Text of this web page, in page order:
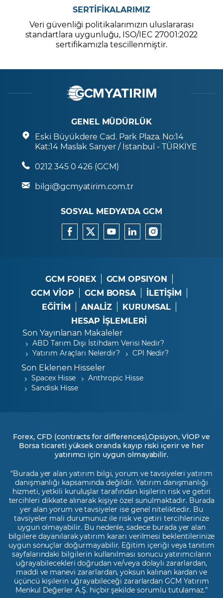
SERTİFİKALARIMIZ
Veri güvenliği politikalarımızın uluslararası
standartlara uygunluğu, ISO/IEC 27001:2022
sertifikamızla tescillenmiştir.
GENEL MÜDÜRLÜK
Eski Büyükdere Cad. Park Plaza. No:14
Kat:14 Maslak Sarıyer / İstanbul - TÜRKİYE
0212 345 0 426 (GCM)
bilgi@gcmyatirim.com.tr
SOSYAL MEDYA’DA GCM
GCM FOREX
GCM OPSIYON
GCM VİOP
GCM BORSA
İLETİŞİM
EĞİTİM
ANALİZ
KURUMSAL
HESAP İŞLEMLERİ
Son Yayınlanan Makaleler
ABD Tarım Dışı İstihdam Verisi Nedir?
Yatırım Araçları Nelerdir?
CPI Nedir?
Son Eklenen Hisseler
Spacex Hisse
Anthropic Hisse
Sandisk Hisse
Forex, CFD (contracts for differences),Opsiyon, VİOP ve
Borsa ticareti yüksek oranda kayıp riski içerir ve her
yatırımcı için uygun olmayabilir.
"Burada yer alan yatırım bilgi, yorum ve tavsiyeleri yatırım
danışmanlığı kapsamında değildir. Yatırım danışmanlığı
hizmeti, yetkili kuruluşlar tarafından kişilerin risk ve getiri
tercihleri dikkate alınarak kişiye özel sunulmaktadır. Burada
yer alan yorum ve tavsiyeler ise genel niteliktedir. Bu
tavsiyeler mali durumunuz ile risk ve getiri tercihlerinize
uygun olmayabilir. Bu nedenle, sadece burada yer alan
bilgilere dayanılarak yatırım kararı verilmesi beklentilerinize
uygun sonuçlar doğurmayabilir. Eğitim içeriği veya tanıtım
sayfalarındaki bilgilerin kullanılması sonucu yatırımcıların
uğrayabilecekleri doğrudan ve/veya dolaylı zararlardan,
maddi ve manevi zararlardan, yoksun kalınan kardan ve
üçüncü kişilerin uğrayabileceği zararlardan GCM Yatırım
Menkul Değerler A.Ş. hiçbir şekilde sorumlu tutulamaz.”